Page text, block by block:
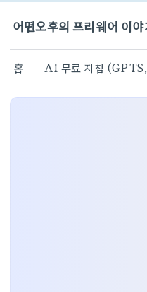
어떤오후의 프리웨어 이
홈 AI 무료 지침